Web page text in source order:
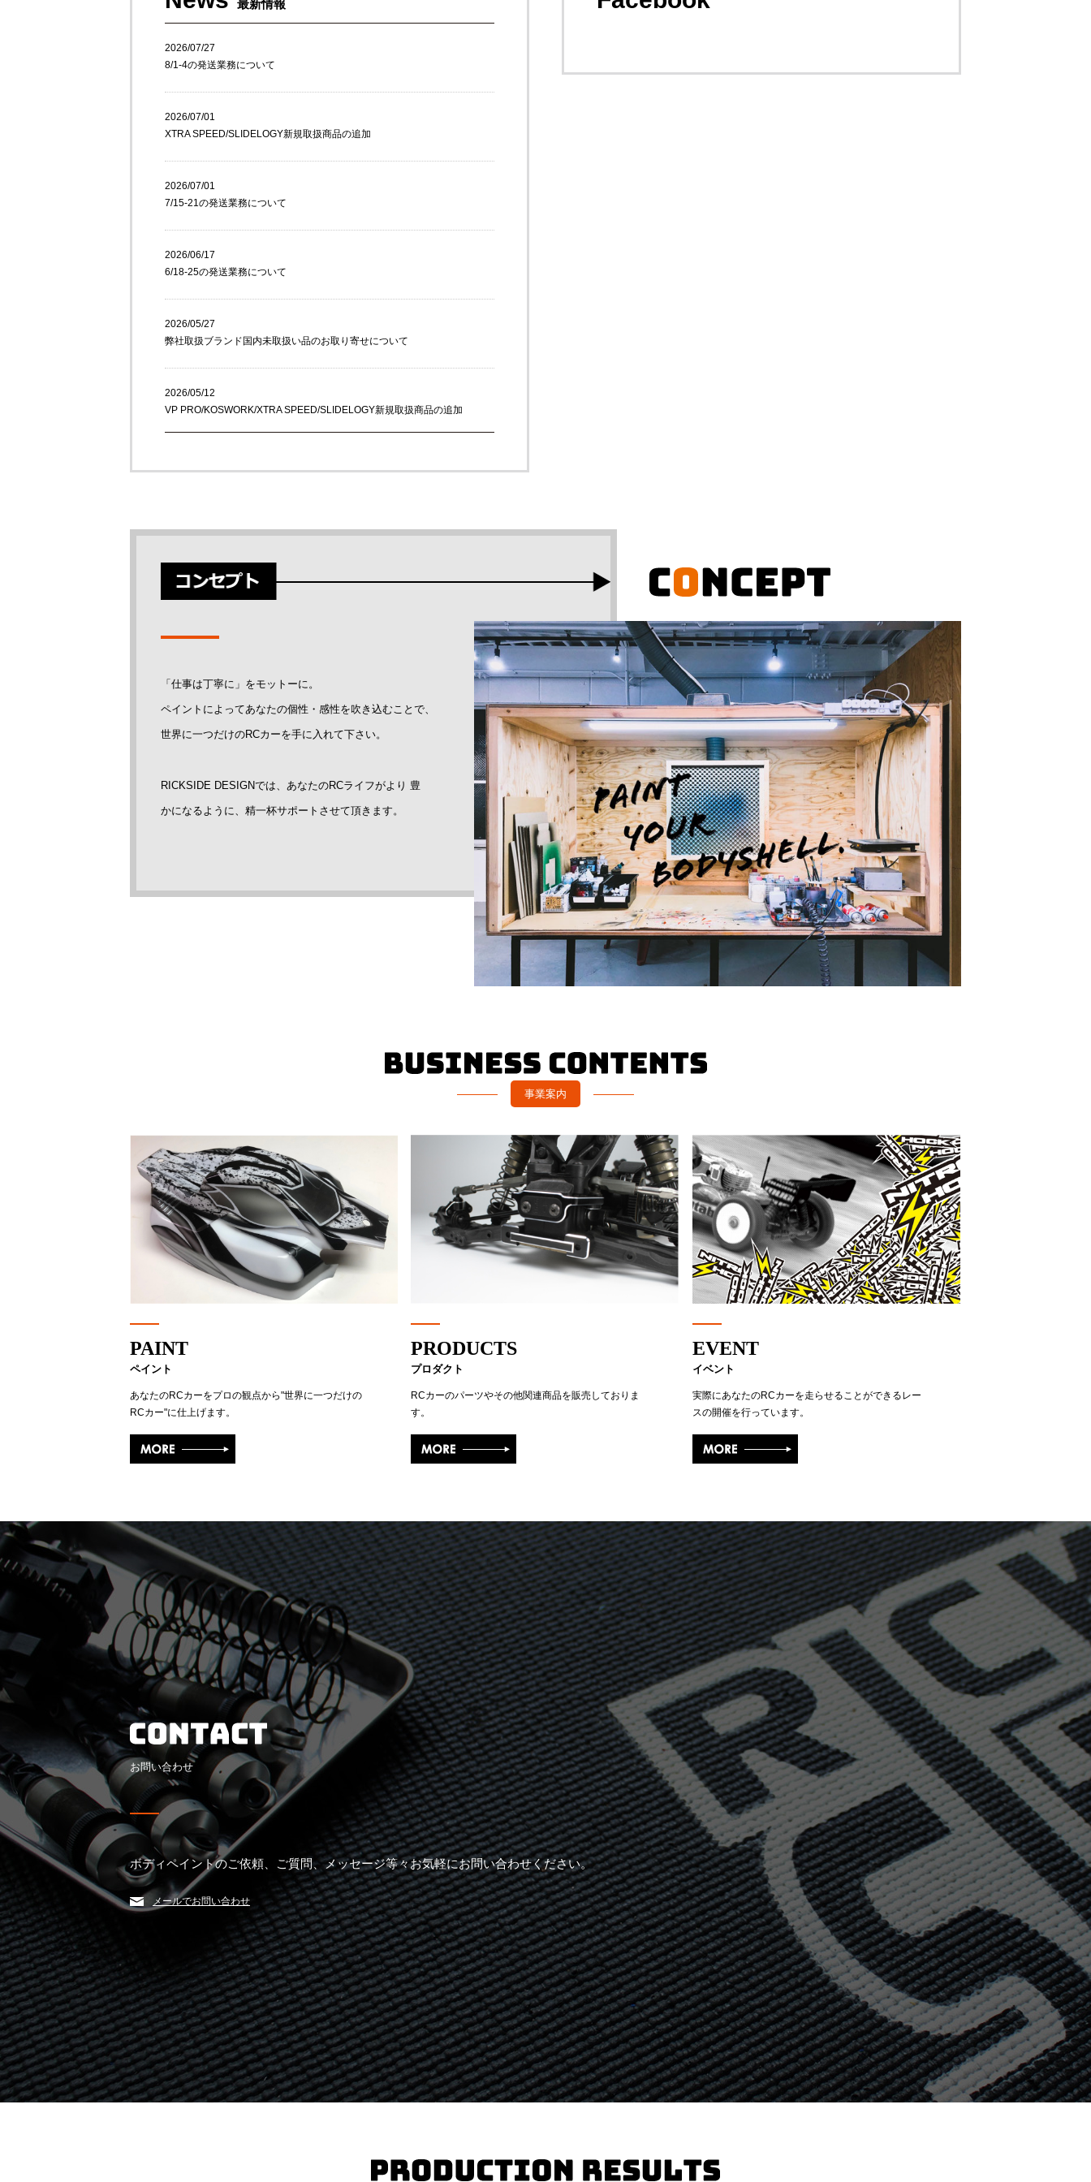
最新情報
2026/07/27
8/1-4の発送業務について
2026/07/01
XTRA SPEED/SLIDELOGY新規取扱商品の追加
2026/07/01
7/15-21の発送業務について
2026/06/17
6/18-25の発送業務について
2026/05/27
弊社取扱ブランド国内未取扱い品のお取り寄せについて
2026/05/12
VP PRO/KOSWORK/XTRA SPEED/SLIDELOGY新規取扱商品の追加
2026/03/25
2026/03/06
商品発送のお休みについて
「仕事は丁寧に」をモットーに。
ペイントによってあなたの個性・感性を吹き込むことで、
世界に一つだけのRCカーを手に入れて下さい。
RICKSIDE DESIGNでは、あなたのRCライフがより 豊
かになるように、精一杯サポートさせて頂きます。
事業案内
PAINT
ペイント
あなたのRCカーをプロの観点から"世界に一つだけの
RCカー"に仕上げます。
PRODUCTS
プロダクト
RCカーのパーツやその他関連商品を販売しておりま
す。
EVENT
イベント
実際にあなたのRCカーを走らせることができるレー
スの開催を行っています。
お問い合わせ
ボディペイントのご依頼、ご質問、メッセージ等々お気軽にお問い合わせください。
メールでお問い合わせ